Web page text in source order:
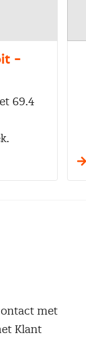
–
69.4
met
Klant